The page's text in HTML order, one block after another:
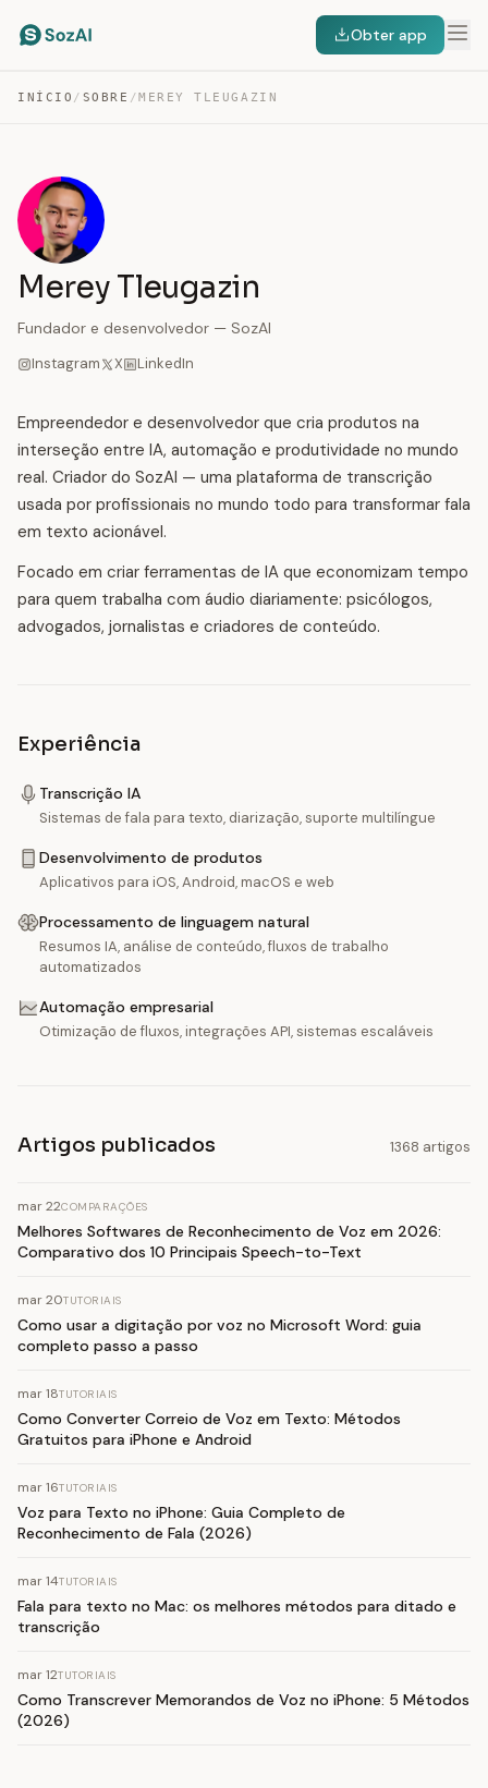
Obter app
INÍCIO / SOBRE /MEREY TLEUGAZIN
Merey Tleugazin
Fundador e desenvolvedor — SozAI
Instagram X LinkedIn
Empreendedor e desenvolvedor que cria produtos na
interseção entre IA, automação e produtividade no mundo
real. Criador do SozAI — uma plataforma de transcrição
usada por profissionais no mundo todo para transformar fala
em texto acionável.
Focado em criar ferramentas de IA que economizam tempo
para quem trabalha com áudio diariamente: psicólogos,
advogados, jornalistas e criadores de conteúdo.
Experiência
Transcrição IA
Sistemas de fala para texto, diarização, suporte multilíngue
Desenvolvimento de produtos
Aplicativos para iOS, Android, macOS e web
Processamento de linguagem natural
Resumos IA, análise de conteúdo, fluxos de trabalho
automatizados
Automação empresarial
Otimização de fluxos, integrações API, sistemas escaláveis
Artigos publicados 1368 artigos
mar 22COMPARAÇÕES
Melhores Softwares de Reconhecimento de Voz em 2026:
Comparativo dos 10 Principais Speech-to-Text
mar 20TUTORIAIS
Como usar a digitação por voz no Microsoft Word: guia
completo passo a passo
mar 18TUTORIAIS
Como Converter Correio de Voz em Texto: Métodos
Gratuitos para iPhone e Android
mar 16TUTORIAIS
Voz para Texto no iPhone: Guia Completo de
Reconhecimento de Fala (2026)
mar 14TUTORIAIS
Fala para texto no Mac: os melhores métodos para ditado e
transcrição
mar 12TUTORIAIS
Como Transcrever Memorandos de Voz no iPhone: 5 Métodos
(2026)